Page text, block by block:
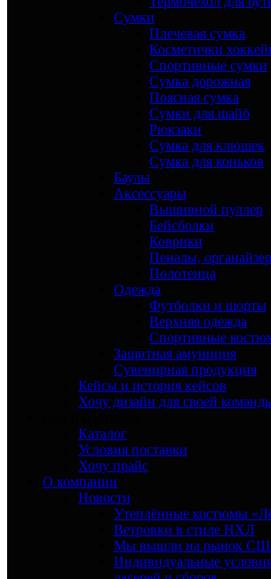
Сумки
Плечевая сумка
Косметички
Спортивные сумки
Сумка дорожная
Поясная сумка
Сумки для шайб
Рюкзаки
Сумка для клюшек
Сумка для коньков
Баулы
Аксессуары
Вышивной пуллер
Бейсболки
Коврики
Пеналы,
Полотенца
Одежда
Футболки и шорты
Верхняя одежда
Спортивные
Защитная амуниция
Сувенирная продукция
Кейсы и история кейсов
Хочу дизайн для своей
Каталог
Условия поставки
Хочу прайс
О компании
Новости
Утеплённые костюмы
Ветровки в стиле НХЛ
Мы вышли на рынок
Индивидуальные